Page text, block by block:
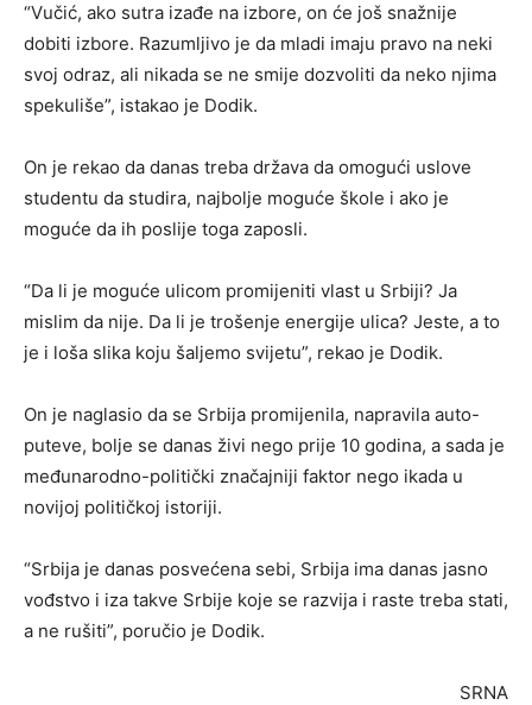
“Vučić, ako sutra izađe na izbore, on će još snažnije
dobiti izbore. Razumljivo je da mladi imaju pravo na neki
svoj odraz, ali nikada se ne smije dozvoliti da neko njima
spekuliše”, istakao je Dodik.
On je rekao da danas treba država da omogući uslove
studentu da studira, najbolje moguće škole i ako je
moguće da ih poslije toga zaposli.
“Da li je moguće ulicom promijeniti vlast u Srbiji? Ja
mislim da nije. Da li je trošenje energije ulica? Jeste, a to
je i loša slika koju šaljemo svijetu”, rekao je Dodik.
On je naglasio da se Srbija promijenila, napravila auto-
puteve, bolje se danas živi nego prije 10 godina, a sada je
međunarodno-politički značajniji faktor nego ikada u
novijoj političkoj istoriji.
“Srbija je danas posvećena sebi, Srbija ima danas jasno
vođstvo i iza takve Srbije koje se razvija i raste treba stati,
a ne rušiti”, poručio je Dodik.
SRNA